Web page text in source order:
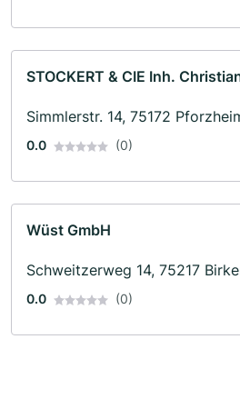
STOCKERT & CIE Inh.
Simmlerstr. 14, 75172
0.0 (0)
Wüst GmbH
Schweitzerweg 14, 75217
0.0 (0)